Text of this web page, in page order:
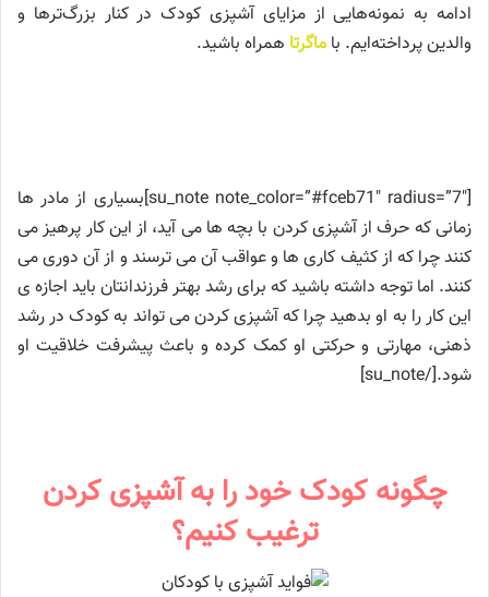
ادامه به نمونه‌هایی از مزایای آشپزی کودک در کنار بزرگ‌ترها و
والدین پرداخته‌ایم. با ماگرتا همراه باشید.
[su_note note_color=”#fceb71″ radius=”7″]بسیاری از مادر ها
زمانی که حرف از آشپزی کردن با بچه ها می آید، از این کار پرهیز می
کنند چرا که از کثیف کاری ها و عواقب آن می ترسند و از آن دوری می
کنند. اما توجه داشته باشید که برای رشد بهتر فرزندانتان باید اجازه ی
این کار را به او بدهید چرا که آشپزی کردن می تواند به کودک در رشد
ذهنی، مهارتی و حرکتی او کمک کرده و باعث پیشرفت خلاقیت او
شود.[/su_note]
چگونه کودک خود را به آشپزی کردن
ترغیب کنیم؟